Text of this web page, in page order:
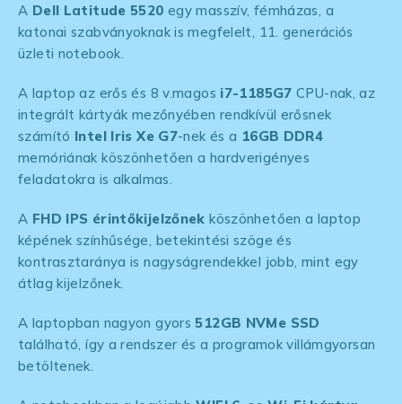
A Dell Latitude 5520 egy masszív, fémházas, a
katonai szabványoknak is megfelelt, 11. generációs
üzleti notebook.
A laptop az erős és 8 v.magos i7-1185G7 CPU-nak, az
integrált kártyák mezőnyében rendkívül erősnek
számító Intel Iris Xe G7-nek és a 16GB DDR4
memóriának köszönhetően a hardverigényes
feladatokra is alkalmas.
A FHD IPS érintőkijelzőnek köszönhetően a laptop
képének színhűsége, betekintési szöge és
kontrasztaránya is nagyságrendekkel jobb, mint egy
átlag kijelzőnek.
A laptopban nagyon gyors 512GB NVMe SSD
található, így a rendszer és a programok villámgyorsan
betöltenek.